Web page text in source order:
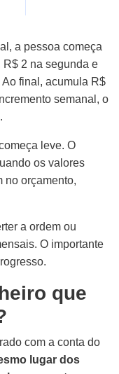
a pessoa começa
2 na segunda e
final, acumula R$
semanal, o
leve. O
os valores
no orçamento,
a ordem ou
O importante
que
com a conta do
lugar dos